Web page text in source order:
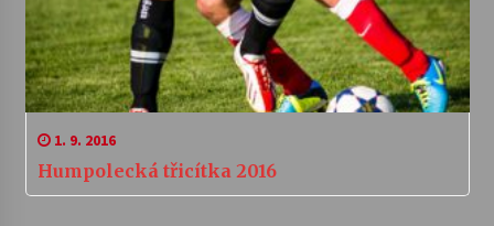
1. 9. 2016
Humpolecká třicítka 2016